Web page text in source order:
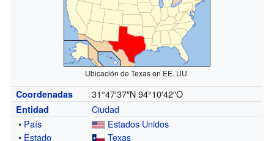
Ubicación de Texas en EE. UU.
Coordenadas 31°47′37″N 94°10′42″O
Entidad
Ciudad
• País
Estados Unidos
• Estado
Texas